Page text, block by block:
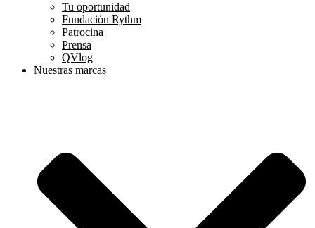
Tu oportunidad
Fundación Rythm
Patrocina
Prensa
QVlog
Nuestras marcas